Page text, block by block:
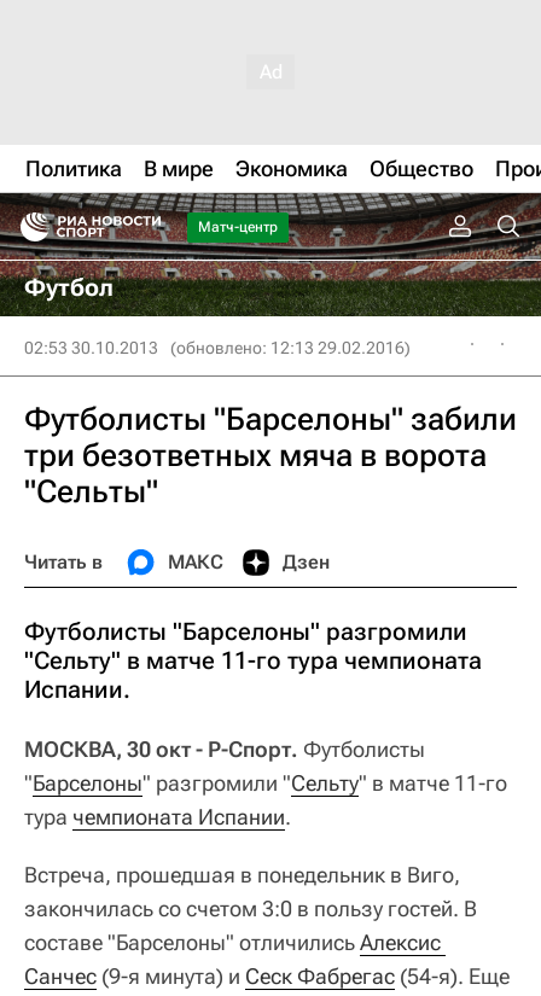
Политика В мире Экономика Общество
Матч-центр
Футбол
02:53 30.10.2013 (обновлено: 12:13 29.02.2016)
Футболисты "Барселоны" забили
три безответных мяча в ворота
"Сельты"
Читать в МАКС Дзен
Футболисты "Барселоны" разгромили
"Сельту" в матче 11-го тура чемпионата
Испании.
МОСКВА, 30 окт - Р-Спорт. Футболисты
"Барселоны" разгромили "Сельту" в матче 11-го
тура чемпионата Испании.
Встреча, прошедшая в понедельник в Виго,
закончилась со счетом 3:0 в пользу гостей. В
составе "Барселоны" отличилисьАлексис
Санчес (9-я минута) и Сеск Фабрегас (54-я). Еще